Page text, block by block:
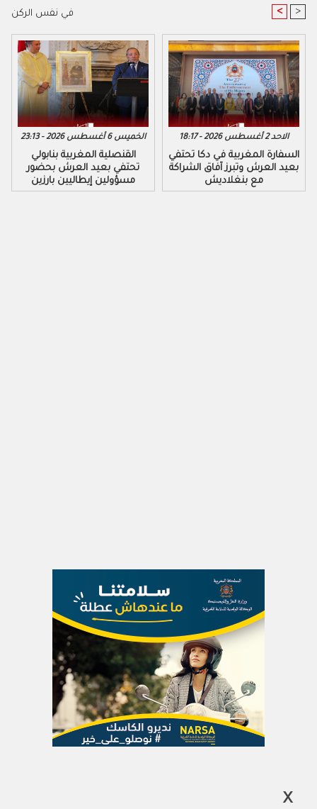
في نفس الركن < >
الخميس 6 أغسطس 2026 - 23:13
القنصلية المغربية بنابولي
تحتفي بعيد العرش بحضور
مسؤولين إيطاليين بارزين
الاحد 2 أغسطس 2026 - 18:17
السفارة المغربية في دكا تحتفي
بعيد العرش وتبرز آفاق الشراكة
مع بنغلاديش